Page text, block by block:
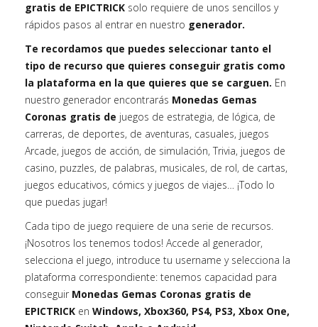
gratis de EPICTRICK solo requiere de unos sencillos y
rápidos pasos al entrar en nuestro generador.
Te recordamos que puedes seleccionar tanto el
tipo de recurso que quieres conseguir gratis como
la plataforma en la que quieres que se carguen. En
nuestro generador encontrarás Monedas Gemas
Coronas gratis de juegos de estrategia, de lógica, de
carreras, de deportes, de aventuras, casuales, juegos
Arcade, juegos de acción, de simulación, Trivia, juegos de
casino, puzzles, de palabras, musicales, de rol, de cartas,
juegos educativos, cómics y juegos de viajes… ¡Todo lo
que puedas jugar!
Cada tipo de juego requiere de una serie de recursos.
¡Nosotros los tenemos todos! Accede al generador,
selecciona el juego, introduce tu username y selecciona la
plataforma correspondiente: tenemos capacidad para
conseguir Monedas Gemas Coronas gratis de
EPICTRICK en Windows, Xbox360, PS4, PS3, Xbox One,